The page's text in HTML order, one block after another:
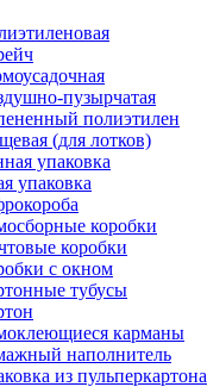
пузырчатая
полиэтилен
(для лотков)
упаковка
коробки
коробки
с окном
тубусы
карманы
наполнитель
из пульперкартона